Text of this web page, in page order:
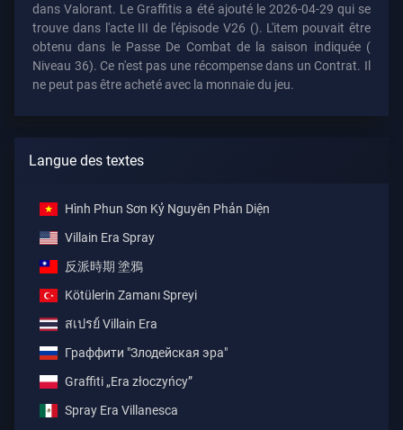
dans Valorant. Le Graffitis a été ajouté le 2026-04-29 qui se
trouve dans l'acte III de l'épisode V26 (). L'item pouvait être
obtenu dans le Passe De Combat de la saison indiquée (
Niveau 36). Ce n'est pas une récompense dans un Contrat. Il
ne peut pas être acheté avec la monnaie du jeu.
Langue des textes
Hình Phun Sơn Kỷ Nguyên Phản Diện
Villain Era Spray
反派時期 塗鴉
Kötülerin Zamanı Spreyi
สเปรย์ Villain Era
Граффити "Злодейская эра"
Graffiti „Era złoczyńcy”
Spray Era Villanesca